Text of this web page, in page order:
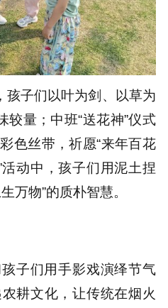
孩子们以叶为剑、以草为
较量；中班“送花神”仪式
色丝带，祈愿“来年百花
活动中，孩子们用泥土捏
万物”的质朴智慧。
子们用手影戏演绎节气
耕文化，让传统在烟火